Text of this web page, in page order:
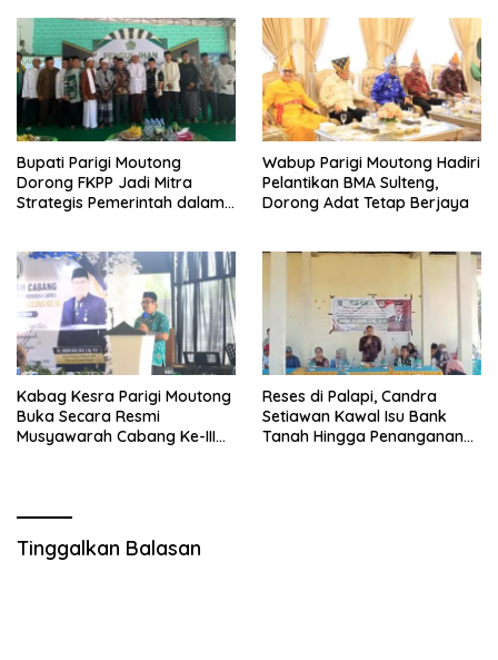
Bupati Parigi Moutong
Dorong FKPP Jadi Mitra
Strategis Pemerintah dalam
Wabup Parigi Moutong Hadiri
Pelantikan BMA Sulteng,
Dorong Adat Tetap Berjaya
Kabag Kesra Parigi Moutong
Buka Secara Resmi
Musyawarah Cabang Ke-III
Reses di Palapi, Candra
Setiawan Kawal Isu Bank
Tanah Hingga Penanganan
Tinggalkan Balasan